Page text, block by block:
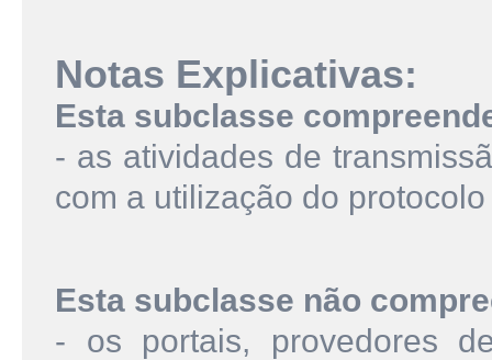
Notas Explicativas:
Esta subclasse
- as atividades de
com a utilização do
Esta subclasse não
- os portais, provedores